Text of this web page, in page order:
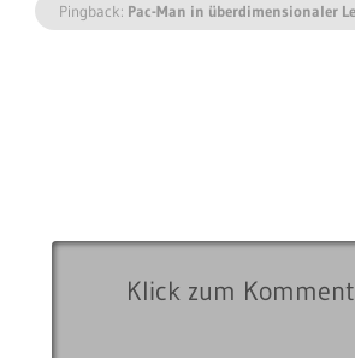
Pingback: Pac-Man in überdimensionaler